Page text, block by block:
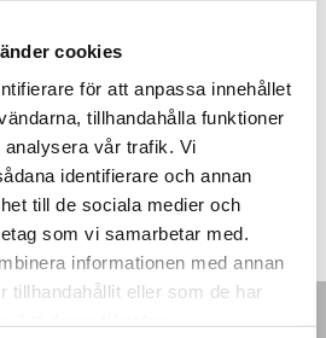
cookies
för att anpassa innehållet
tillhandahålla funktioner
vår trafik. Vi
identifierare och annan
till de sociala medier och
som vi samarbetar med.
informationen med annan
tillhandahållit eller som de har
för användning med micro-
krPrisintervall:
960.00 kr
4,950.00 kr
LÄS MER